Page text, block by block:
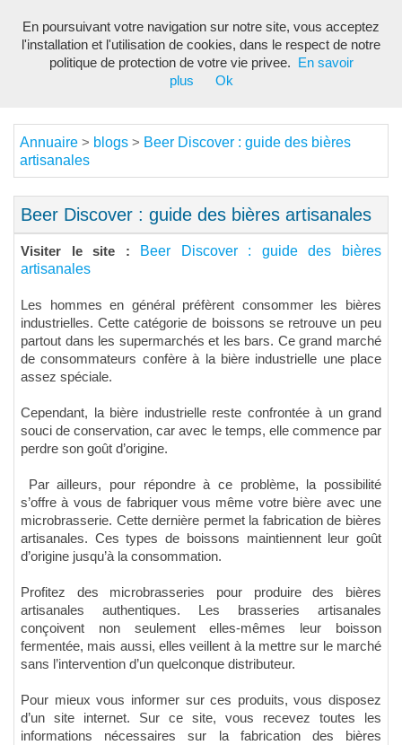
Annuaire > blogs > Beer Discover : guide des bières
artisanales
Beer Discover : guide des bières artisanales
Visiter le site :
Beer Discover : guide des bières
artisanales
Les hommes en général préfèrent consommer les bières
industrielles. Cette catégorie de boissons se retrouve un peu
partout dans les supermarchés et les bars. Ce grand marché
de consommateurs confère à la bière industrielle une place
assez spéciale.
Cependant, la bière industrielle reste confrontée à un grand
souci de conservation, car avec le temps, elle commence par
perdre son goût d’origine.
Par ailleurs, pour répondre à ce problème, la possibilité
s’offre à vous de fabriquer vous même votre bière avec une
microbrasserie. Cette dernière permet la fabrication de bières
artisanales. Ces types de boissons maintiennent leur goût
d’origine jusqu’à la consommation.
Profitez des microbrasseries pour produire des bières
artisanales authentiques. Les brasseries artisanales
conçoivent non seulement elles-mêmes leur boisson
fermentée, mais aussi, elles veillent à la mettre sur le marché
sans l’intervention d’un quelconque distributeur.
Pour mieux vous informer sur ces produits, vous disposez
d’un site internet. Sur ce site, vous recevez toutes les
informations nécessaires sur la fabrication des bières
En poursuivant votre navigation sur notre site, vous acceptez
l'installation et l'utilisation de cookies, dans le respect de notre
politique de protection de votre vie privee.
En savoir
plus
Ok